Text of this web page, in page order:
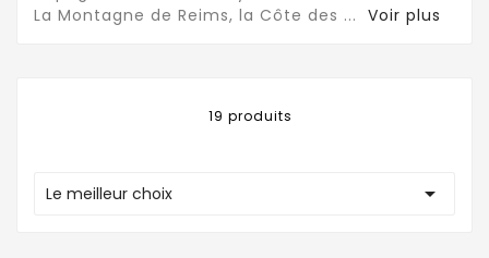
La Montagne de Reims, la Côte des ... Voir plus
19 produits
Le meilleur choix 